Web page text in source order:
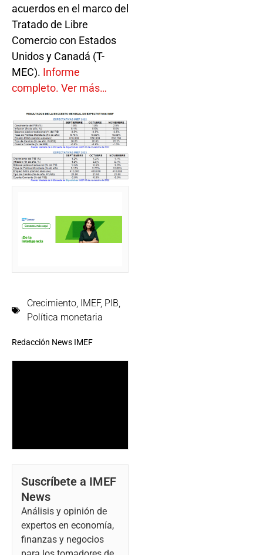
acuerdos en el marco del
Tratado de Libre
Comercio con Estados
Unidos y Canadá (T-
MEC). Informe
completo. Ver más…
Crecimiento, IMEF, PIB,
Política monetaria
Redacción News IMEF
Suscríbete a IMEF
News
Análisis y opinión de
expertos en economía,
finanzas y negocios